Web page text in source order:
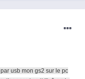
usb mon gs2 sur le pc